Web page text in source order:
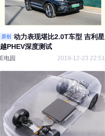
原创
动力表现堪比2.0T车型 吉利星
越PHEV深度测试
E电园 2019-12-23 22:51